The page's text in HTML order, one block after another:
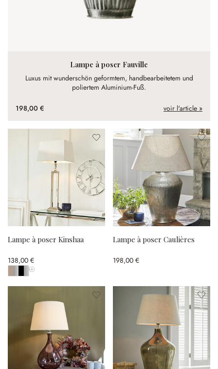
Lampe à poser Fauville
Luxus mit wunderschön geformtem, handbearbeitetem und
poliertem Aluminium-Fuß.
198,00 € voir l'article »
Lampe à poser Kinshaa
138,00 €
Afficher toutes les couleurs
Lampe à poser Caulières
198,00 €